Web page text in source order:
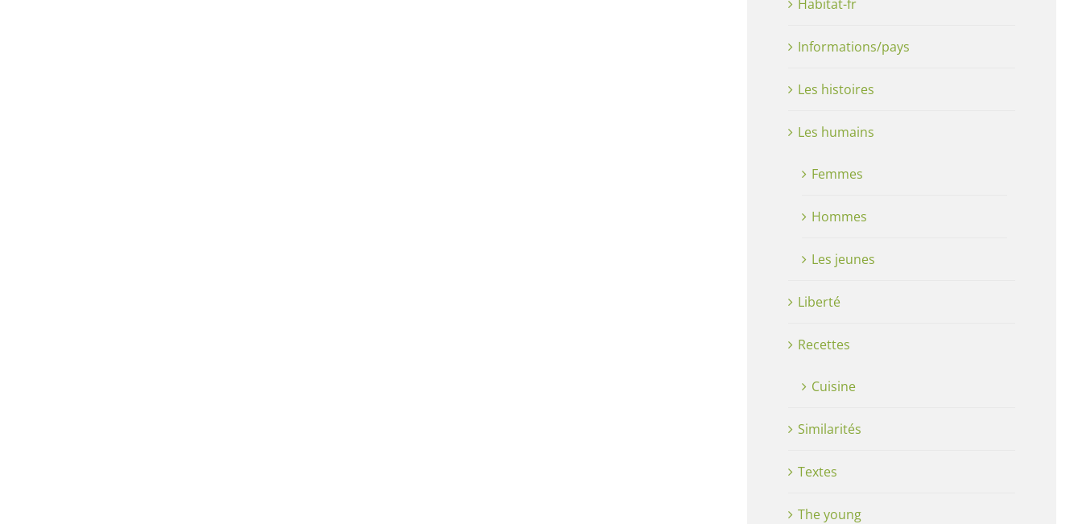
Habitat-fr
Informations/pays
Les histoires
Les humains
Femmes
Hommes
Les jeunes
Liberté
Recettes
Cuisine
Similarités
Textes
The young